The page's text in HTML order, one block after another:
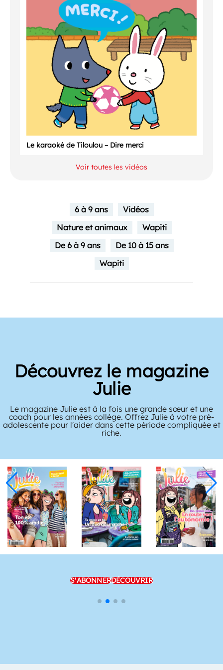
Le karaoké de Tiloulou – Dire merci
Voir toutes les vidéos
6 à 9 ans
Vidéos
Nature et animaux
Wapiti
De 6 à 9 ans
De 10 à 15 ans
Wapiti
Découvrez le magazine
Julie
Le magazine Julie est à la fois une grande sœur et une
coach pour les années collège. Offrez Julie à votre pré-
adolescente pour l'aider dans cette période compliquée et
riche.
S'ABONNERDÉCOUVRIR